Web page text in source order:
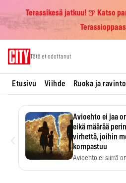
Terassikesä jatkuu! 🍺 Katso
Tätä et odottanut
Etusivu Viihde Ruoka ja
Avioehto ei jaa
eikä määrää
virhettä, joihin
kompastuu
Avioehto ei siirrä